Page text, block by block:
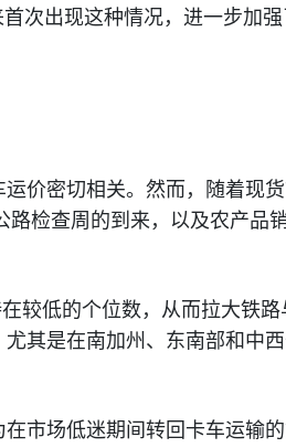
次出现这种情况，进一步加
价密切相关。然而，随着现
检查周的到来，以及农产品
较低的个位数，从而拉大铁
其是在南加州、东南部和中
市场低迷期间转回卡车运输